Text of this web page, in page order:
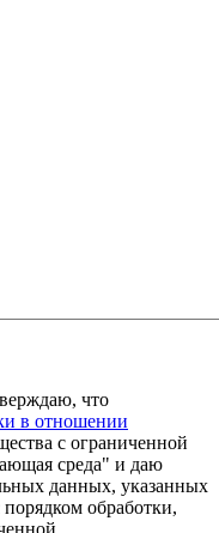
что
в отношении
с ограниченной
среда" и даю
данных, указанных
обработки,